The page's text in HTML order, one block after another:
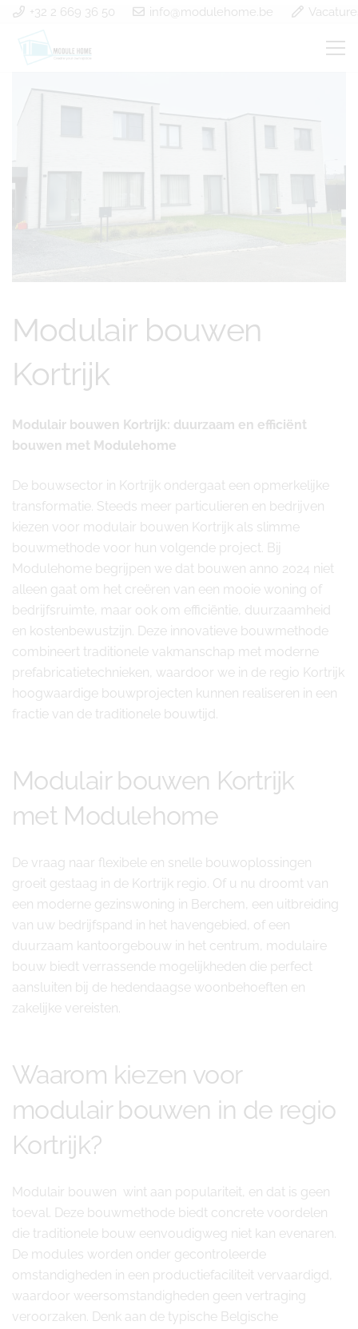
+32 2 669 36 50 info@modulehome.be
Modulair bouwen
Kortrijk
Modulair bouwen Kortrijk: duurzaam en efficiënt
bouwen met Modulehome
De bouwsector in Kortrijk ondergaat een opmerkelijke
transformatie. Steeds meer particulieren en bedrijven
kiezen voor modulair bouwen Kortrijk als slimme
bouwmethode voor hun volgende project. Bij
Modulehome begrijpen we dat bouwen anno 2024 niet
alleen gaat om het creëren van een mooie woning of
bedrijfsruimte, maar ook om efficiëntie, duurzaamheid
en kostenbewustzijn. Deze innovatieve bouwmethode
combineert traditionele vakmanschap met moderne
prefabricatietechnieken, waardoor we in de regio Kortrijk
hoogwaardige bouwprojecten kunnen realiseren in een
fractie van de traditionele bouwtijd.
Modulair bouwen Kortrijk
met Modulehome
De vraag naar flexibele en snelle bouwoplossingen
groeit gestaag in de Kortrijk regio. Of u nu droomt van
een moderne gezinswoning in Berchem, een uitbreiding
van uw bedrijfspand in het havengebied, of een
duurzaam kantoorgebouw in het centrum, modulaire
bouw biedt verrassende mogelijkheden die perfect
aansluiten bij de hedendaagse woonbehoeften en
zakelijke vereisten.
Waarom kiezen voor
modulair bouwen in de regio
Kortrijk?
Modulair bouwen wint aan populariteit, en dat is geen
toeval. Deze bouwmethode biedt concrete voordelen
die traditionele bouw eenvoudigweg niet kan evenaren.
De modules worden onder gecontroleerde
omstandigheden in een productiefaciliteit vervaardigd,
waardoor weersomstandigheden geen vertraging
veroorzaken. Denk aan de typische Belgische